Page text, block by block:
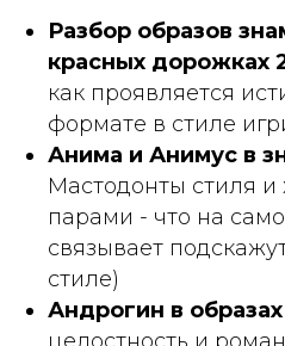
Разбор образов
красных дорожках
как проявляется
формате в стиле
Анима и Анимус в
Мастодонты стиля
парами - что на
связывает
стиле)
Андрогин в образах